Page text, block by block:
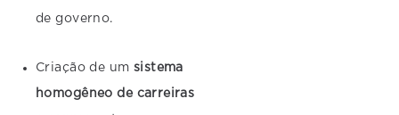
de governo.
Criação de um sistema
homogêneo de carreiras